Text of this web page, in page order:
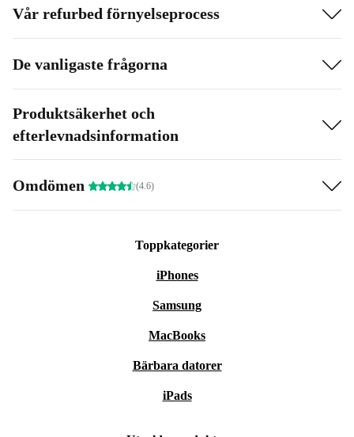
Vår refurbed förnyelseprocess
De vanligaste frågorna
Produktsäkerhet och
efterlevnadsinformation
Omdömen (4.6)
Toppkategorier
iPhones
Samsung
MacBooks
Bärbara datorer
iPads